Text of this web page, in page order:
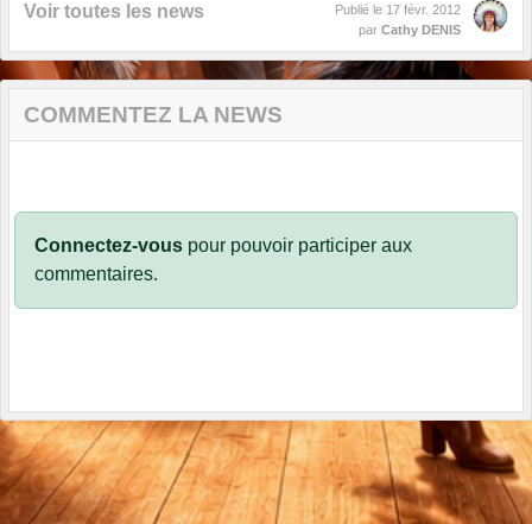
Voir toutes les news Publié le 17 févr. 2012
par Cathy DENIS
COMMENTEZ LA NEWS
Connectez-vous pour pouvoir participer aux
commentaires.